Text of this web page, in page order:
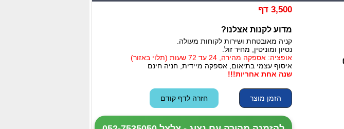
3,500 דף
מדוע לקנות אצלנו?
קניה מאובטחת ושירות לקוחות מעולה.
נסיון ומוניטין, מחיר זול.
אופציה: אספקה מהירה, 24 עד 72 שעות (תלוי באזור)
איסוף עצמי בתיאום, אספקה מיידית, חניה חינם
שנה אחת אחריות!!!